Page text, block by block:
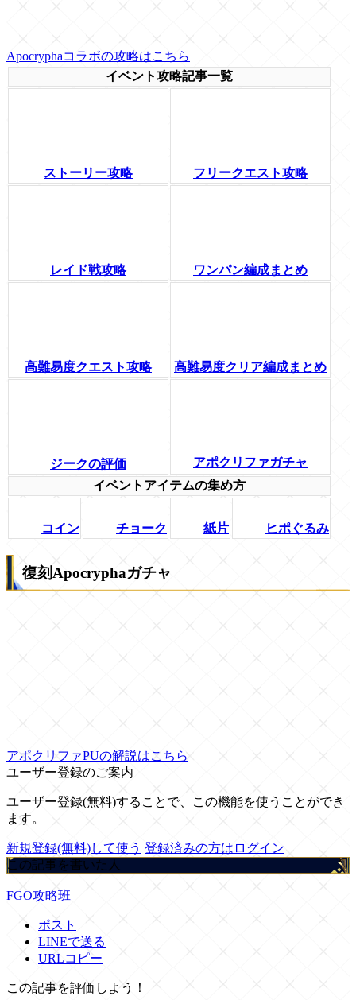
Apocryphaコラボの攻略はこちら
イベント攻略記事一覧
ストーリー攻略 フリークエスト攻略
レイド戦攻略 ワンパン編成まとめ
高難易度クエスト攻略 高難易度クリア編成まとめ
ジークの評価
アポクリファガチャ
イベントアイテムの集め方
コイン チョーク 紙片 ヒポぐるみ
復刻Apocryphaガチャ
アポクリファPUの解説はこちら
ユーザー登録のご案内
ユーザー登録(無料)することで、この機能を使うことができ
ます。
新規登録(無料)して使う 登録済みの方はログイン
この記事を書いた人
FGO攻略班
ポスト
LINEで送る
URLコピー
この記事を評価しよう！